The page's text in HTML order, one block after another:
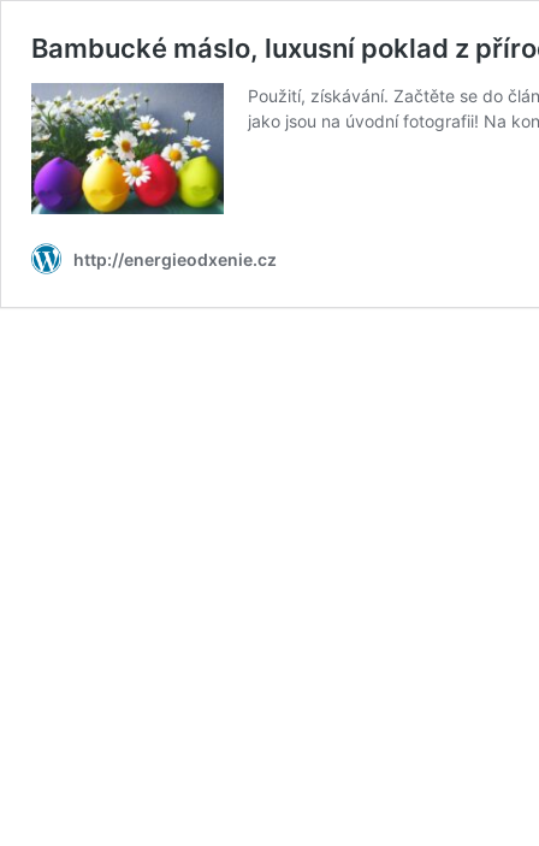
Bambucké máslo, luxusní poklad z
Použití, získávání. Začtěte se do
jako jsou na úvodní fotografii! Na
http://energieodxenie.cz